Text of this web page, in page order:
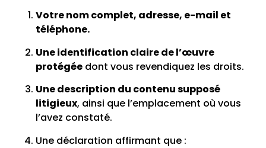
Votre nom complet, adresse, e-mail et
téléphone.
Une identification claire de l’œuvre
protégée dont vous revendiquez les droits.
Une description du contenu supposé
litigieux, ainsi que l’emplacement où vous
l’avez constaté.
Une déclaration affirmant que :